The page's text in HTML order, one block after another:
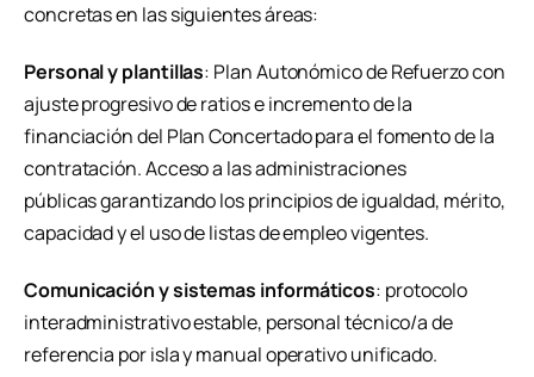
concretas en las siguientes áreas:
Personal y plantillas: Plan Autonómico de Refuerzo con
ajuste progresivo de ratios e incremento de la
financiación del Plan Concertado para el fomento de la
contratación. Acceso a las administraciones
públicas garantizando los principios de igualdad, mérito,
capacidad y el uso de listas de empleo vigentes.
Comunicación y sistemas informáticos: protocolo
interadministrativo estable, personal técnico/a de
referencia por isla y manual operativo unificado.